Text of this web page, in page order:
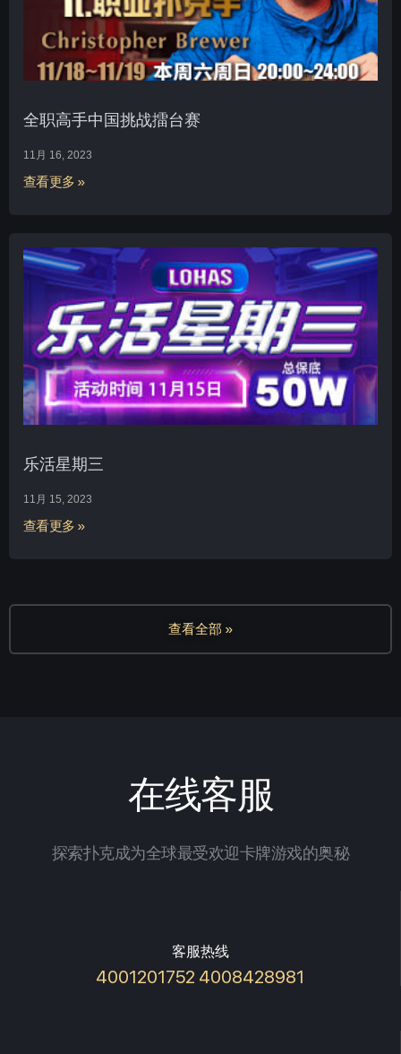
全职高手中国挑战擂台赛
11月 16, 2023
查看更多 »
乐活星期三
11月 15, 2023
查看更多 »
查看全部 »
在线客服
探索扑克成为全球最受欢迎卡牌游戏的奥秘
客服热线
4001201752 4008428981